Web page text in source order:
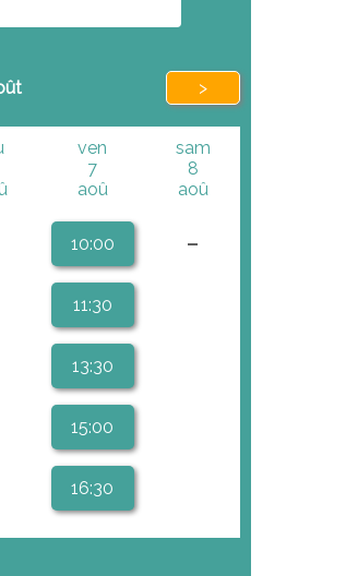
>
ven
7
aoû
10:00
11:30
13:30
15:00
16:30
sam
8
aoû
-